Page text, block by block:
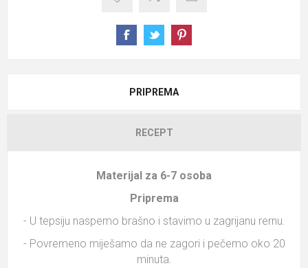
PRIPREMA
RECEPT
Materijal za 6-7 osoba
Priprema
- U tepsiju naspemo brašno i stavimo u zagrijanu rernu.
- Povremeno miješamo da ne zagori i pečemo oko 20
minuta.